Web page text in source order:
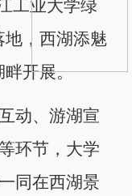
工业大学绿
地，西湖添魅
畔开展。
动、游湖宣
环节，大学
同在西湖景